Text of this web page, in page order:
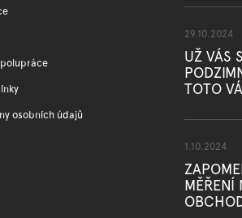
osobních údajů
29.10.2024
UŽ VÁS
TOTO
1.10.2024
MĚŘENÍ